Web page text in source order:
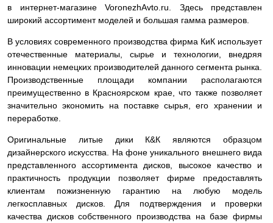
в интернет-магазине VoronezhAvto.ru. Здесь представлен
широкий ассортимент моделей и большая гамма размеров.
В условиях современного производства фирма КиК использует
отечественные материалы, сырье и технологии, внедряя
инновации немецких производителей данного сегмента рынка.
Производственные площади компании располагаются
преимущественно в Красноярском крае, что также позволяет
значительно экономить на поставке сырья, его хранении и
переработке.
Оригинальные литые дики К&К являются образцом
дизайнерского искусства. На фоне уникального внешнего вида
представленного ассортимента дисков, высокое качество и
практичность продукции позволяет фирме предоставлять
клиентам пожизненную гарантию на любую модель
легкосплавных дисков. Для подтверждения и проверки
качества дисков собственного производства на базе фирмы